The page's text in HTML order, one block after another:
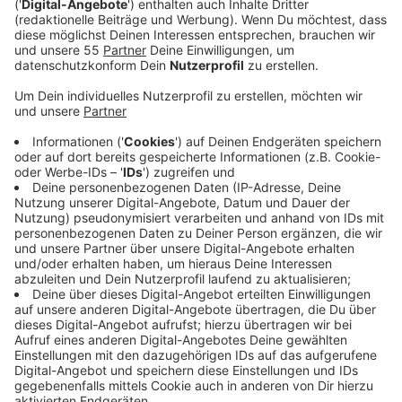
Veröffentlicht:Mittwoch, 03.04.2024 00:22
Anzeige
Comedy
Atze Schröders Kaltstart 24: "Haribo und
andere Sauereien"